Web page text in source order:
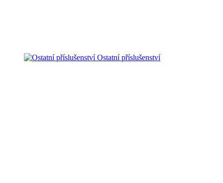
Ostatní příslušenství